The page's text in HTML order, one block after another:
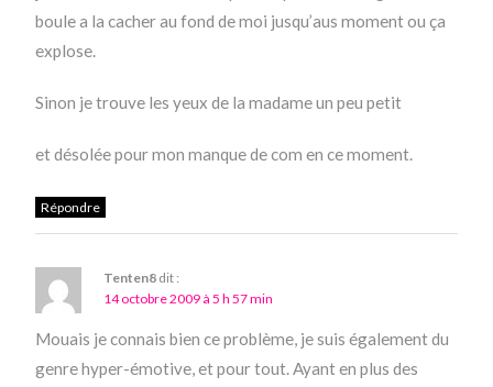
boule a la cacher au fond de moi jusqu’aus moment ou ça
explose.
Sinon je trouve les yeux de la madame un peu petit
et désolée pour mon manque de com en ce moment.
Répondre
Tenten8 dit :
14 octobre 2009 à 5 h 57 min
Mouais je connais bien ce problème, je suis également du
genre hyper-émotive, et pour tout. Ayant en plus des